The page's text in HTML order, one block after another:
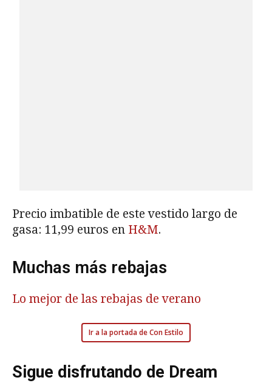
Precio imbatible de este vestido largo de
gasa: 11,99 euros en H&M.
Muchas más rebajas
Lo mejor de las rebajas de verano
Ir a la portada de Con Estilo
Sigue disfrutando de Dream